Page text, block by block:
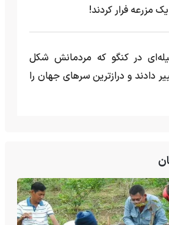
یک مزرعه‌ فرار کردند!
در کنگو که مردمانش شکل
دادند و درازترین سرهای جهان را